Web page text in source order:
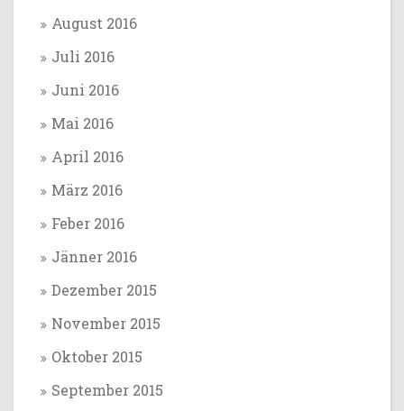
August 2016
Juli 2016
Juni 2016
Mai 2016
April 2016
März 2016
Feber 2016
Jänner 2016
Dezember 2015
November 2015
Oktober 2015
September 2015